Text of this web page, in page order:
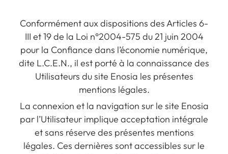
Conformément aux dispositions des Articles 6-
III et 19 de la Loi n°2004-575 du 21 juin 2004
pour la Confiance dans l’économie numérique,
dite L.C.E.N., il est porté à la connaissance des
Utilisateurs du site Enosia les présentes
mentions légales.
La connexion et la navigation sur le site Enosia
par l’Utilisateur implique acceptation intégrale
et sans réserve des présentes mentions
légales. Ces dernières sont accessibles sur le